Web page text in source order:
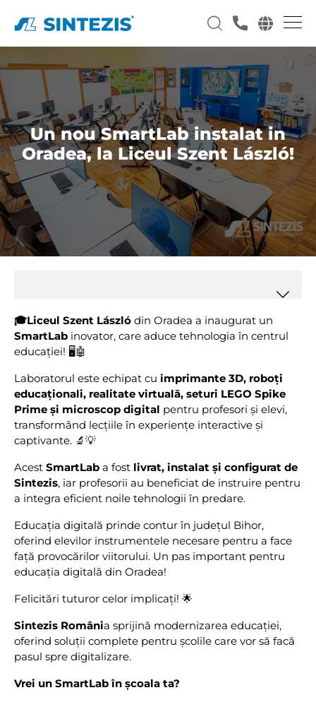
Un nou SmartLab instalat in
Oradea, la Liceul Szent László!
🎓Liceul Szent László din Oradea a inaugurat un
SmartLab inovator, care aduce tehnologia în centrul
educației! 🖥️🤖
Laboratorul este echipat cu imprimante 3D, roboți
educaționali, realitate virtuală, seturi LEGO Spike
Prime și microscop digital pentru profesori și elevi,
transformând lecțiile în experiențe interactive și
captivante. 🔬💡
Acest SmartLab a fost livrat, instalat și configurat de
Sintezis, iar profesorii au beneficiat de instruire pentru
a integra eficient noile tehnologii în predare.
Educația digitală prinde contur în județul Bihor,
oferind elevilor instrumentele necesare pentru a face
față provocărilor viitorului. Un pas important pentru
educația digitală din Oradea!
Felicitări tuturor celor implicați! 🌟
Sintezis România sprijină modernizarea educației,
oferind soluții complete pentru școlile care vor să facă
pasul spre digitalizare.
Vrei un SmartLab în școala ta?